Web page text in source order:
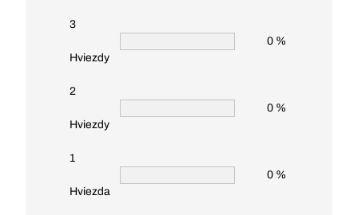
3
Hviezdy
0 %
2
Hviezdy
0 %
1
Hviezda
0 %